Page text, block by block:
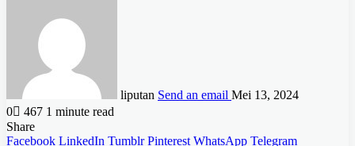
liputan Send an email Mei 13, 2024
0
467 1 minute read
Share
Facebook LinkedIn Tumblr Pinterest WhatsApp Telegram